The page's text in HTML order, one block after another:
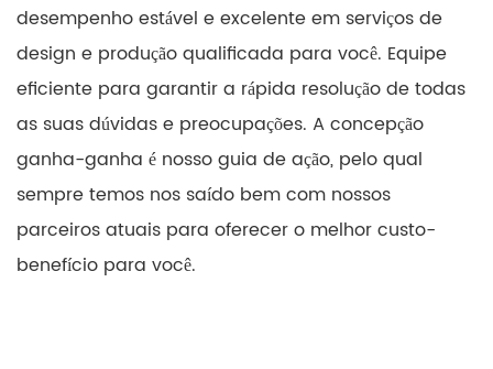
desempenho estável e excelente em serviços de
design e produção qualificada para você. Equipe
eficiente para garantir a rápida resolução de todas
as suas dúvidas e preocupações. A concepção
ganha-ganha é nosso guia de ação, pelo qual
sempre temos nos saído bem com nossos
parceiros atuais para oferecer o melhor custo-
benefício para você.